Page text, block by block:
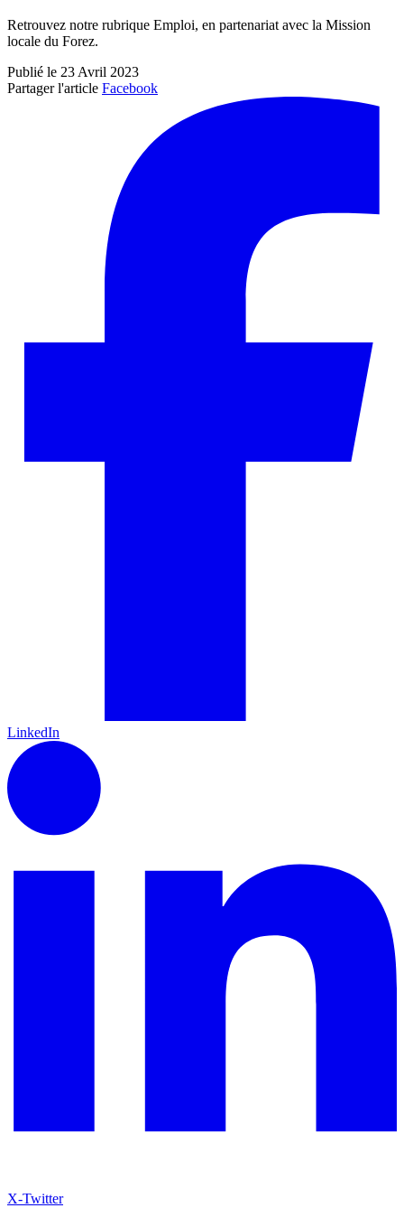
Retrouvez notre rubrique Emploi, en partenariat avec la Mission
locale du Forez.
Publié le 23 Avril 2023
Partager l'article Facebook
LinkedIn
X-Twitter